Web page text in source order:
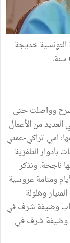
التونسيةخديجة
سنة.
وواصلتحتى
العديدمن الأعمال
: امي تراكي-عمتي
بأدوارالتلفزية
ناجحة.ونذكر
ومنامةعروسية
المنياروهلولة
وضيفة شرففي
وضيفة شرففي